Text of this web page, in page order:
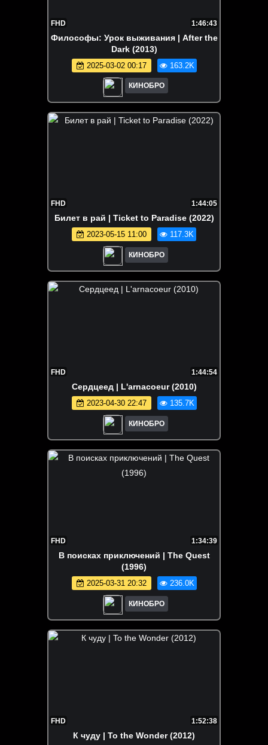
FHD 1:46:43
Философы: Урок выживания | After the
Dark (2013)
2025-03-02 00:17 163.2K
КИНОБРО
FHD 1:44:05
Билет в рай | Ticket to Paradise (2022)
2023-05-15 11:00 117.3K
КИНОБРО
FHD 1:44:54
Сердцеед | L'arnacoeur (2010)
2023-04-30 22:47 135.7K
КИНОБРО
FHD 1:34:39
В поисках приключений | The Quest
(1996)
2025-03-31 20:32 236.0K
КИНОБРО
FHD 1:52:38
К чуду | To the Wonder (2012)